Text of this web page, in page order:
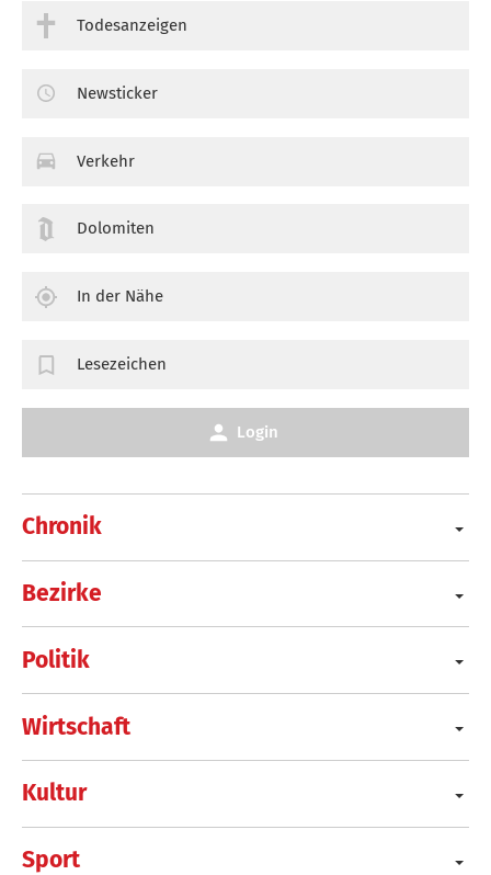
Chronik
Bezirke
Politik
Wirtschaft
Kultur
Sport
Todesanzeigen
Newsticker
Verkehr
Dolomiten
In der Nähe
Lesezeichen
Login